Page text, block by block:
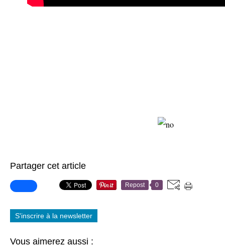
Partager cet article
Repost 0
S'inscrire à la newsletter
Vous aimerez aussi :